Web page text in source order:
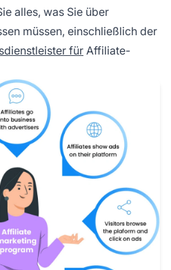
alles, was Sie über
müssen, einschließlich der
für Affiliate-